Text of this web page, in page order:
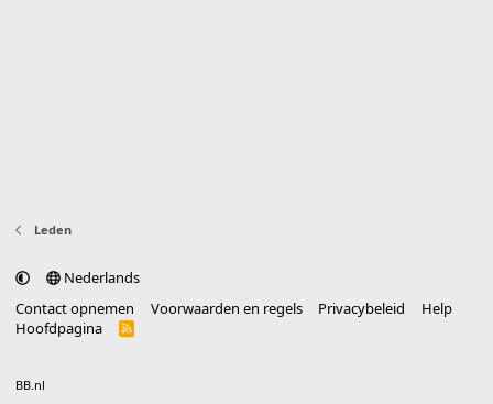
Leden
Nederlands
Contact opnemen
Voorwaarden en regels Privacybeleid
Help
Hoofdpagina
R
BB.nl